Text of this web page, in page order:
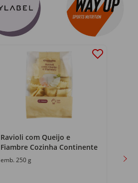
Ravioli com Queijo e
Fiambre Cozinha Continente
emb. 250 g